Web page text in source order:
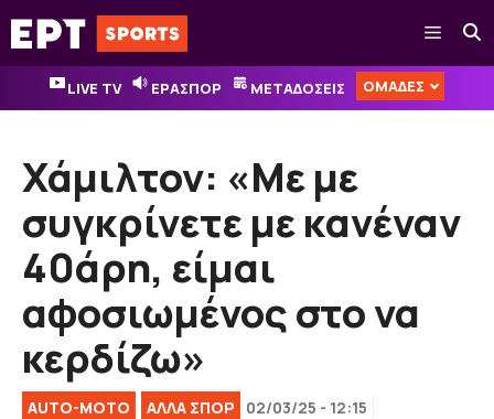
Μετάβαση
σε
περιεχόμενο
Μενού
LIVE TV ΕΡΑΣΠΟΡ ΜΕΤΑΔΟΣΕΙΣ ΟΜΑΔΕΣ
Χάμιλτον: «Με με
συγκρίνετε με κανέναν
40άρη, είμαι
αφοσιωμένος στο να
κερδίζω»
AUTO-MOTO ΑΛΛΑ ΣΠΟΡ 02/03/25 - 12:15